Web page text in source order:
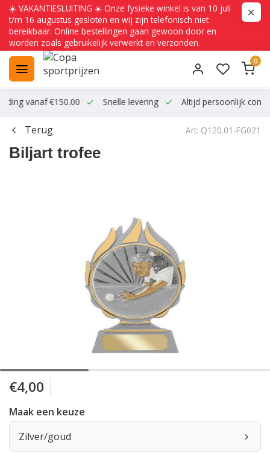
☀️ VAKANTIESLUITING ☀️ Onze fysieke winkel is van 10 juli
t/m 16 augustus gesloten en wij zijn telefonisch niet
bereikbaar. Online bestellingen gaan gewoon door en
worden zoals gebruikelijk verwerkt en verzonden.
0
vanaf €150.00 Snelle levering Altijd persoonlijk
Terug Art: Q120.01-FG021
Biljart trofee
€4,00
Maak een keuze
Zilver/goud